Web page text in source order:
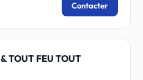
Contacter
TOUT FEU TOUT